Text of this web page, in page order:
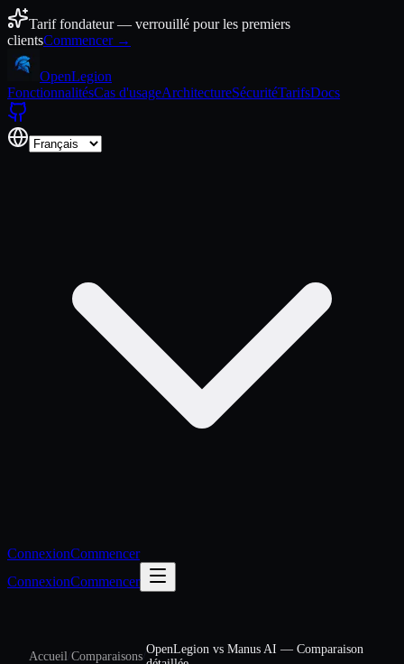
Aller au contenu
Tarif fondateur — verrouillé pour les premiers
clientsCommencer →
OpenLegion
FonctionnalitésCas d'usageArchitectureSécuritéTarifsDocs
ConnexionCommencer
ConnexionCommencer
Accueil/Comparaisons/
OpenLegion vs Manus AI — Comparaison